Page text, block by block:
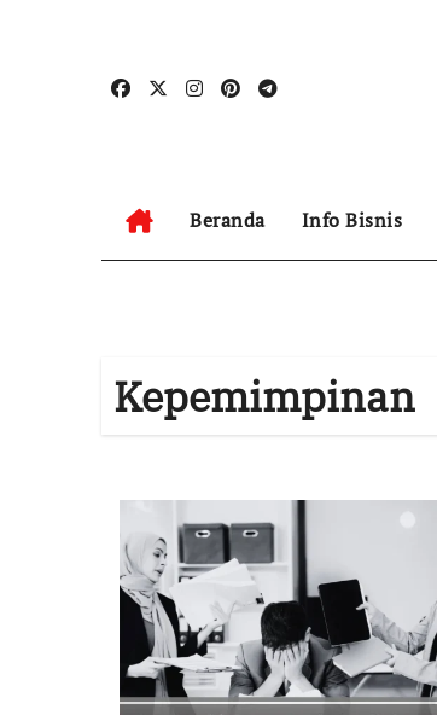
Beranda Info Bisnis
Kepemimpinan